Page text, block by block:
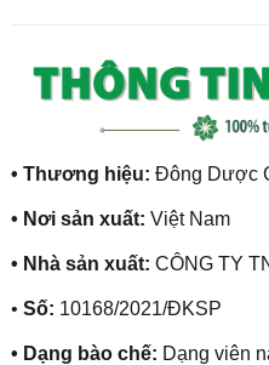
• Thương hiệu: Đông Dược
• Nơi sản xuất: Việt Nam
• Nhà sản xuất: CÔNG TY
• Số: 10168/2021/ĐKSP
• Dạng bào chế: Dạng viên